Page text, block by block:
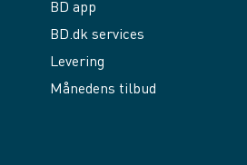
BD app
BD.dk services
Levering
Månedens tilbud